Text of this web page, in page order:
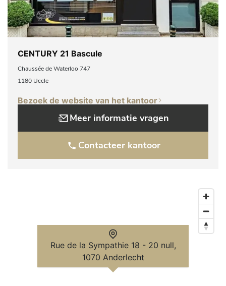
CENTURY 21 Bascule
Chaussée de Waterloo 747
1180 Uccle
Bezoek de website van het kantoor
Meer informatie vragen
Contacteer kantoor
Rue de la Sympathie 18 - 20 null,
1070 Anderlecht